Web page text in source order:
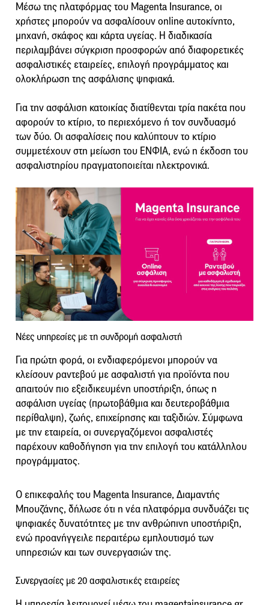
Μέσω της πλατφόρμας του Magenta Insurance, οι
χρήστες μπορούν να ασφαλίσουν online αυτοκίνητο,
μηχανή, σκάφος και κάρτα υγείας. Η διαδικασία
περιλαμβάνει σύγκριση προσφορών από διαφορετικές
ασφαλιστικές εταιρείες, επιλογή προγράμματος και
ολοκλήρωση της ασφάλισης ψηφιακά.
Για την ασφάλιση κατοικίας διατίθενται τρία πακέτα που
αφορούν το κτίριο, το περιεχόμενο ή τον συνδυασμό
των δύο. Οι ασφαλίσεις που καλύπτουν το κτίριο
συμμετέχουν στη μείωση του ΕΝΦΙΑ, ενώ η έκδοση του
ασφαλιστηρίου πραγματοποιείται ηλεκτρονικά.
Νέες υπηρεσίες με τη συνδρομή ασφαλιστή
Για πρώτη φορά, οι ενδιαφερόμενοι μπορούν να
κλείσουν ραντεβού με ασφαλιστή για προϊόντα που
απαιτούν πιο εξειδικευμένη υποστήριξη, όπως η
ασφάλιση υγείας (πρωτοβάθμια και δευτεροβάθμια
περίθαλψη), ζωής, επιχείρησης και ταξιδιών. Σύμφωνα
με την εταιρεία, οι συνεργαζόμενοι ασφαλιστές
παρέχουν καθοδήγηση για την επιλογή του κατάλληλου
προγράμματος.
Ο επικεφαλής του Magenta Insurance, Διαμαντής
Μπουζάνης, δήλωσε ότι η νέα πλατφόρμα συνδυάζει τις
ψηφιακές δυνατότητες με την ανθρώπινη υποστήριξη,
ενώ προανήγγειλε περαιτέρω εμπλουτισμό των
υπηρεσιών και των συνεργασιών της.
Συνεργασίες με 20 ασφαλιστικές εταιρείες